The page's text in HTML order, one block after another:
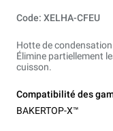
Code: XELHA-CFEU
Hotte de
Élimine partiellement
cuisson.
Compatibilité des
BAKERTOP-X™